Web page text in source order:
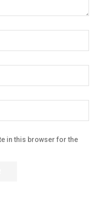
in this browser for the